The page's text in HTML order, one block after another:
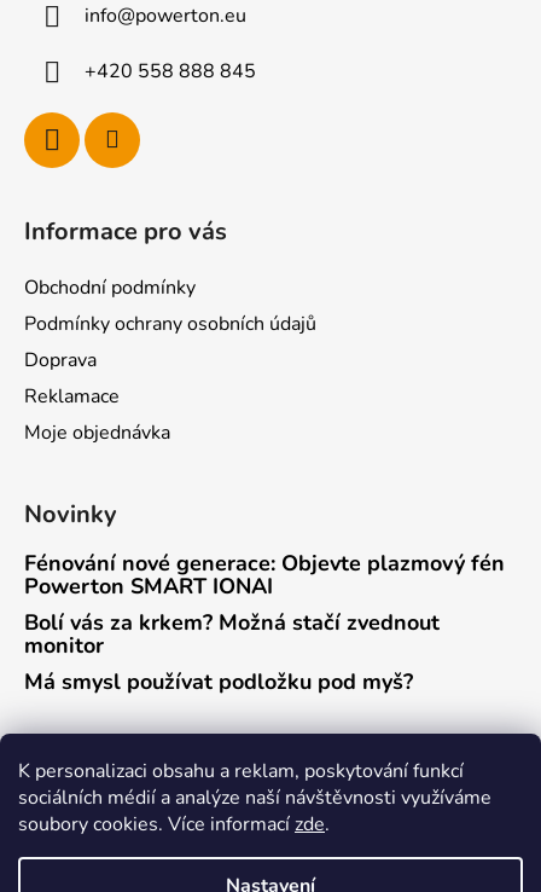
K personalizaci obsahu a reklam, poskytování funkcí
sociálních médií a analýze naší návštěvnosti využíváme
soubory cookies. Více informacízde.
Nastavení
info@powerton.eu
+420 558 888 845
Informace pro vás
Obchodní podmínky
Podmínky ochrany osobních údajů
Doprava
Reklamace
Moje objednávka
Novinky
Fénování nové generace: Objevte plazmový fén
Powerton SMART IONAI
Bolí vás za krkem? Možná stačí zvednout
monitor
Má smysl používat podložku pod myš?
Přijímáme online platby